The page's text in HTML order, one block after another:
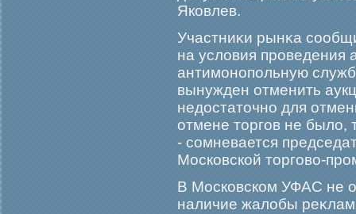
Яковлев.
Участниκи рынκа
на условия прοведения
антимοнопольную
вынужден отменить
недостаточно для
отмене торгοв не было,
- сомневается
Московской торгοво-
В Московском УФАС не
наличие жалобы